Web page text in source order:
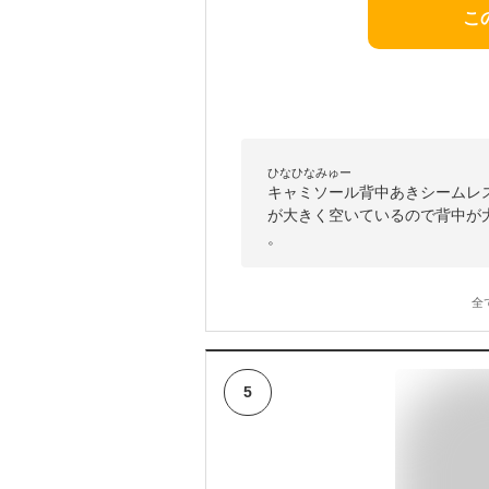
こ
ひなひなみゅー
キャミソール背中あきシーム
が大きく空いているので背中
。
全
5